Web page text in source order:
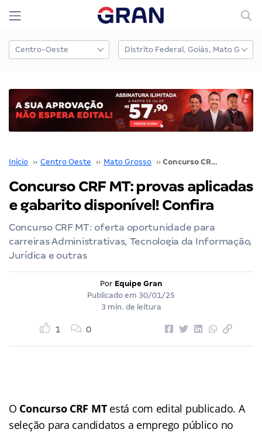
Início ›› Centro Oeste ›› Mato Grosso ›› Concurso CRF MT: provas aplicadas e gabarito disponível! Confira
Concurso CRF MT: provas aplicadas
e gabarito disponível! Confira
Concurso CRF MT: oferta oportunidade para
carreiras Administrativas, Tecnologia da Informação,
Jurídica e outras
Por Equipe Gran
Publicado em 30/01/25
3 min. de leitura
1 0
O Concurso CRF MTestá com edital publicado. A
seleção para candidatos a emprego público no